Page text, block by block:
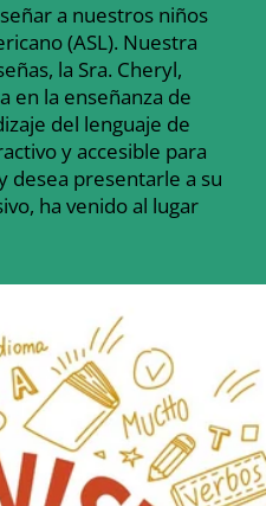
a nuestros niños
(ASL). Nuestra
la Sra. Cheryl,
en la enseñanza de
del lenguaje de
y accesible para
desea presentarle a su
ha venido al lugar